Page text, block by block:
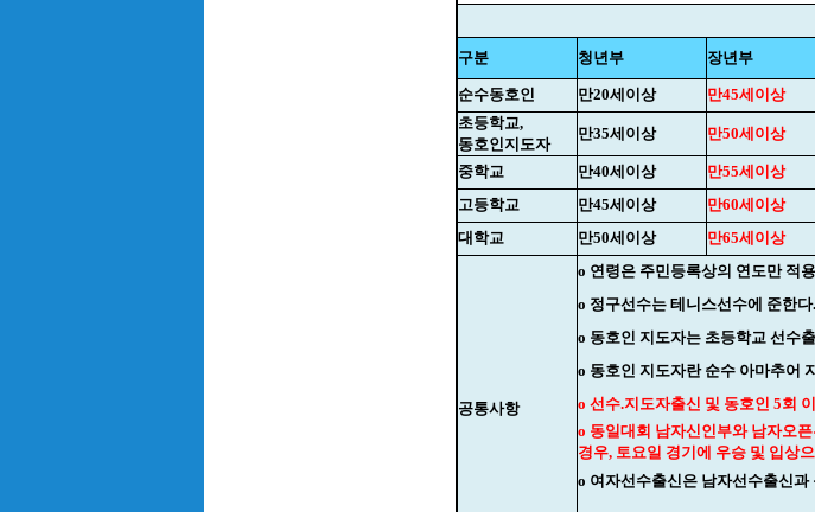
구분 청년부 장년부
순수동호인 만20세이상
만45세이상
초등학교,
동호인지도자
만35세이상 만50세이상
중학교 만40세이상 만55세이상
고등학교
만45세이상 만60세이상
대학교
만50세이상 만65세이상
공통사항
o 연령은 주민등록상의 연도만 적
o 정구선수는 테니스선수에 준한다.
o 동호인 지도자는 초등학교 선수
o 동호인 지도자란 순수 아마추어
o 선수.지도자출신 및 동호인 5회
o 동일대회 남자신인부와 남자오
경우, 토요일 경기에 우승 및 입상
o 여자선수출신은 남자선수출신과